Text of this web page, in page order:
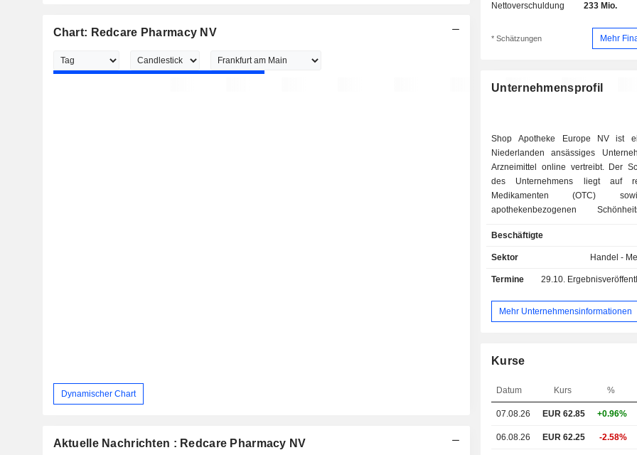
Chart: Redcare Pharmacy NV
Dynamischer Chart
Aktuelle Nachrichten : Redcare Pharmacy NV
Nettoverschuldung 233 Mio.
* Schätzungen Mehr
Unternehmensprofil
Shop Apotheke Europe NV ist
Niederlanden ansässiges
Arzneimittel online vertreibt. Der
des Unternehmens liegt auf
Medikamenten (OTC)
apothekenbezogenen
Unternehmen ist in Belgien,
Frankreich, Österreich, den
Beschäftigte
Sektor Handel -
Termine 29.10.
Mehr Unternehmensinformationen
Kurse
Datum Kurs %
07.08.26 EUR 62.85 +0.96%
06.08.26 EUR 62.25 -2.58%